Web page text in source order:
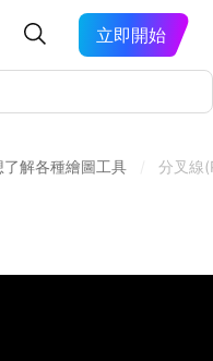
立即開始
了解各種繪圖工具 分叉線